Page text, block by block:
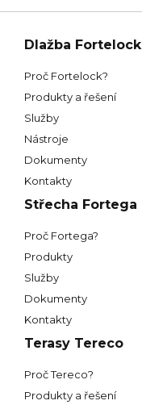
Dlažba Fortelock
Proč Fortelock?
Produkty a řešení
Služby
Nástroje
Dokumenty
Kontakty
Střecha Fortega
Proč Fortega?
Produkty
Služby
Dokumenty
Kontakty
Terasy Tereco
Proč Tereco?
Produkty a řešení